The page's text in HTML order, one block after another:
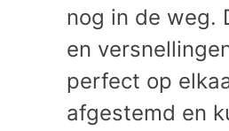
nog in de weg.
en
perfect op
afgestemd en